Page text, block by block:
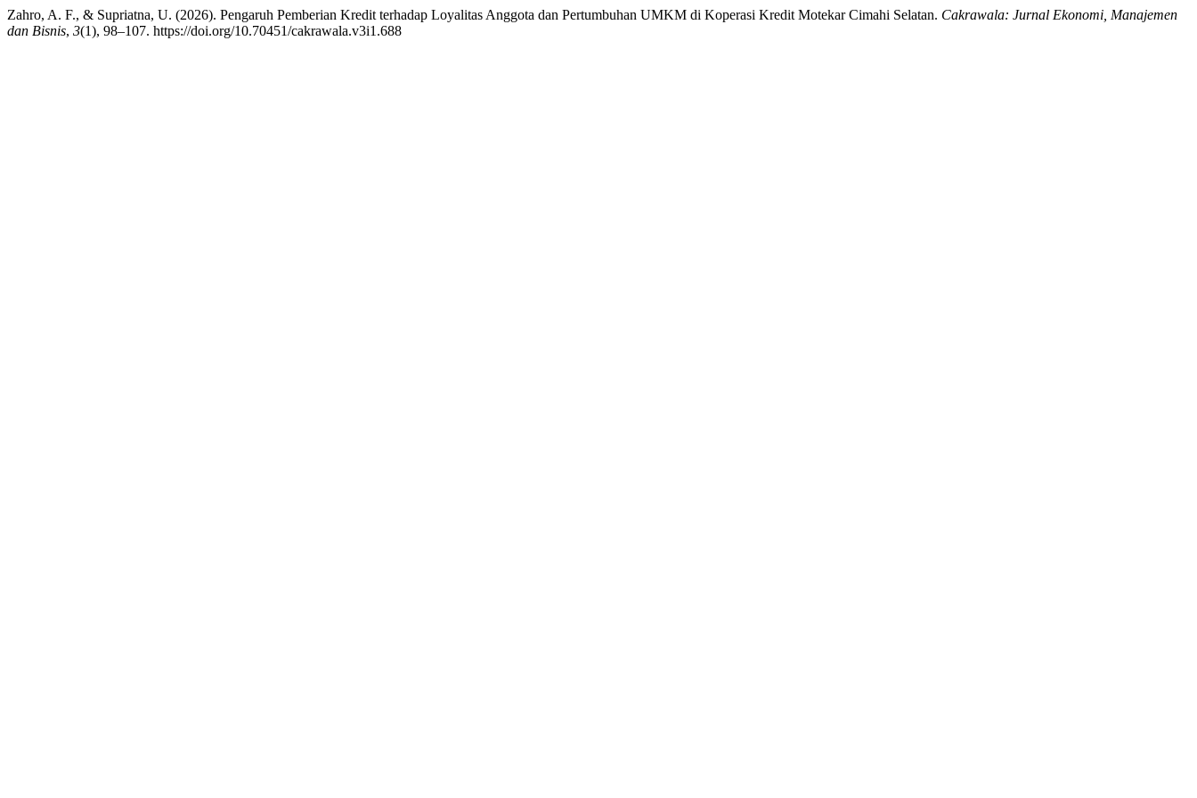
Zahro, A. F., & Supriatna, U. (2026). Pengaruh Pemberian Kredit terhadap Loyalitas Anggota dan Pertumbuhan UMKM di Koperasi Kredit Motekar Cimahi Selatan. Cakrawala: Jurnal Ekonomi, Manajemen
dan Bisnis, 3(1), 98–107. https://doi.org/10.70451/cakrawala.v3i1.688